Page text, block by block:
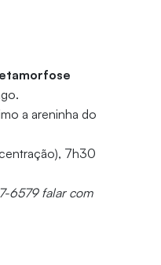
a areninha do
7h30
6579 falar com